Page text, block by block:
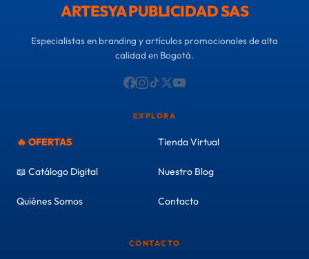
ARTESYA PUBLICIDAD SAS
Especialistas en branding y artículos promocionales de alta
calidad en Bogotá.
EXPLORA
🔥 OFERTAS Tienda Virtual
📖 Catálogo Digital Nuestro Blog
Quiénes Somos Contacto
CONTACTO